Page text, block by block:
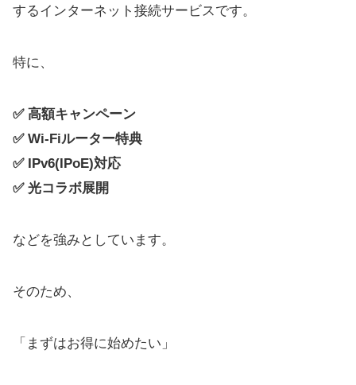
するインターネット接続サービスです。
特に、
✅ 高額キャンペーン
✅ Wi-Fiルーター特典
✅ IPv6(IPoE)対応
✅ 光コラボ展開
などを強みとしています。
そのため、
「まずはお得に始めたい」